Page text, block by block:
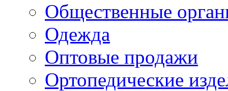
Общественные
Одежда
Оптовые продажи
Ортопедические